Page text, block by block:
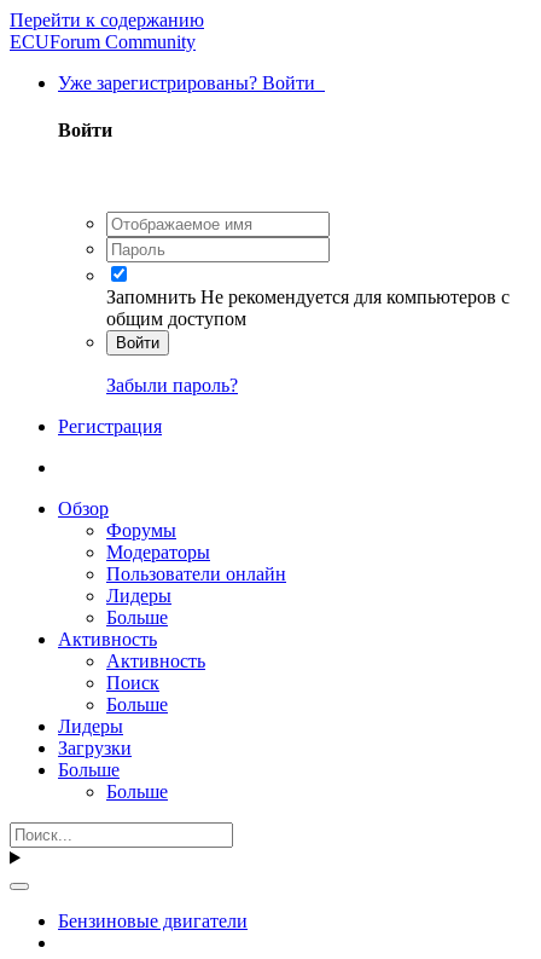
Перейти к содержанию
ECUForum Community
Уже зарегистрированы? Войти
Войти
Запомнить Не рекомендуется для компьютеров с
общим доступом
Войти
Забыли пароль?
Регистрация
Обзор
Форумы
Модераторы
Пользователи онлайн
Лидеры
Больше
Активность
Активность
Поиск
Больше
Лидеры
Загрузки
Больше
Больше
Бензиновые двигатели